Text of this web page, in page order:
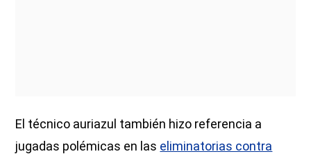
El técnico auriazul también hizo referencia a
jugadas polémicas en las eliminatorias contra